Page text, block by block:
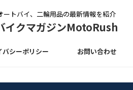
ートバイ、二輪用品の最新情報を紹介
イクマガジンMotoRush
バシーポリシー お問い合わせ